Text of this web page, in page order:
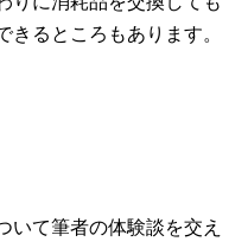
きるところもあります。
いて筆者の体験談を交え